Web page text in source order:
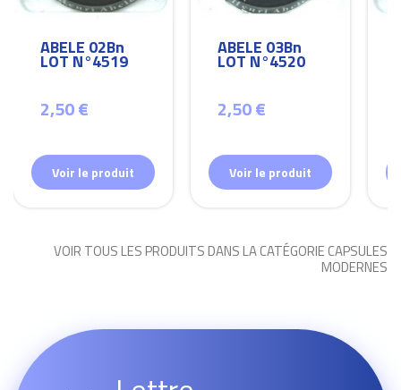
ABELE 02Bn
LOT N°4519
2,50 €
Voir le produit
ABELE 03Bn
LOT N°4520
2,50 €
Voir le produit
VOIR TOUS LES PRODUITS DANS LA CATÉGORIE CAPSULES
MODERNES